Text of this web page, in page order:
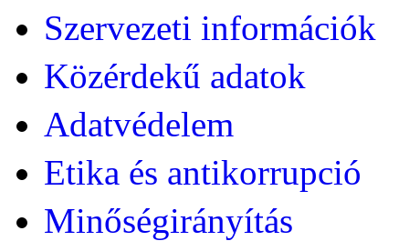
Szervezeti információk
Közérdekű adatok
Adatvédelem
Etika és antikorrupció
Minőségirányítás